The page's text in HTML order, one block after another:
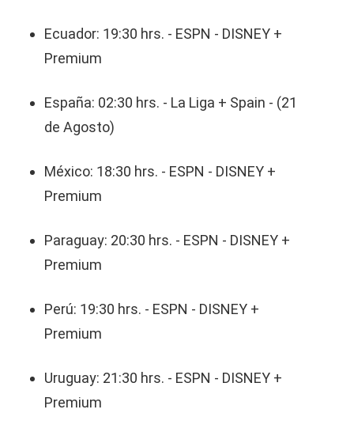
Ecuador: 19:30 hrs. - ESPN - DISNEY +
Premium
España: 02:30 hrs. - La Liga + Spain - (21
de Agosto)
México: 18:30 hrs. - ESPN - DISNEY +
Premium
Paraguay: 20:30 hrs. - ESPN - DISNEY +
Premium
Perú: 19:30 hrs. - ESPN - DISNEY +
Premium
Uruguay: 21:30 hrs. - ESPN - DISNEY +
Premium